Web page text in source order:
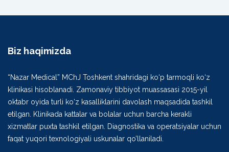
Biz haqimizda
“Nazar Medical” MChJ Toshkent shahridagi ko‘p tarmoqli ko‘z
klinikasi hisoblanadi. Zamonaviy tibbiyot muassasasi 2015-yil
oktabr oyida turli ko‘z kasalliklarini davolash maqsadida tashkil
etilgan. Klinikada kattalar va bolalar uchun barcha kerakli
xizmatlar puxta tashkil etilgan. Diagnostika va operatsiyalar uchun
faqat yuqori texnologiyali uskunalar qo’llaniladi.